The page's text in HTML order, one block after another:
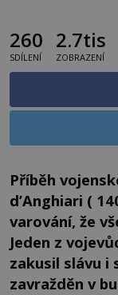
260
SDÍLENÍ
2.7tis
ZOBRAZENÍ
Příběh
d’Anghiari (
varování, že
Jeden z
zakusil slávu i
zavražděn v